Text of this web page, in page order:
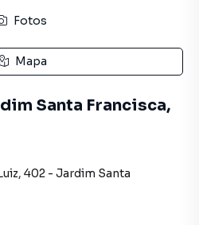
Fotos
Mapa
Santa Francisca,
, 402 - Jardim Santa